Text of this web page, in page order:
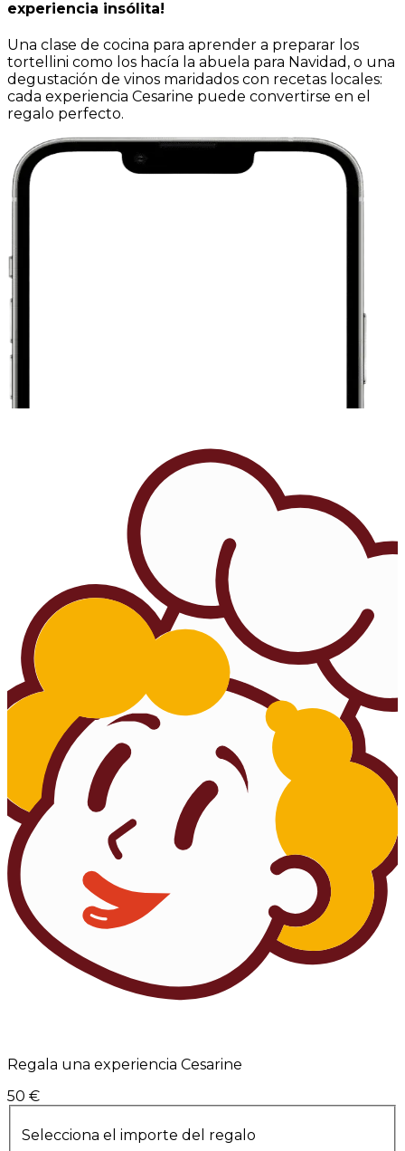
experiencia insólita!
Una clase de cocina para aprender a preparar los
tortellini como los hacía la abuela para Navidad, o una
degustación de vinos maridados con recetas locales:
cada experiencia Cesarine puede convertirse en el
regalo perfecto.
Regala una experiencia Cesarine
50 €
Selecciona el importe del regalo